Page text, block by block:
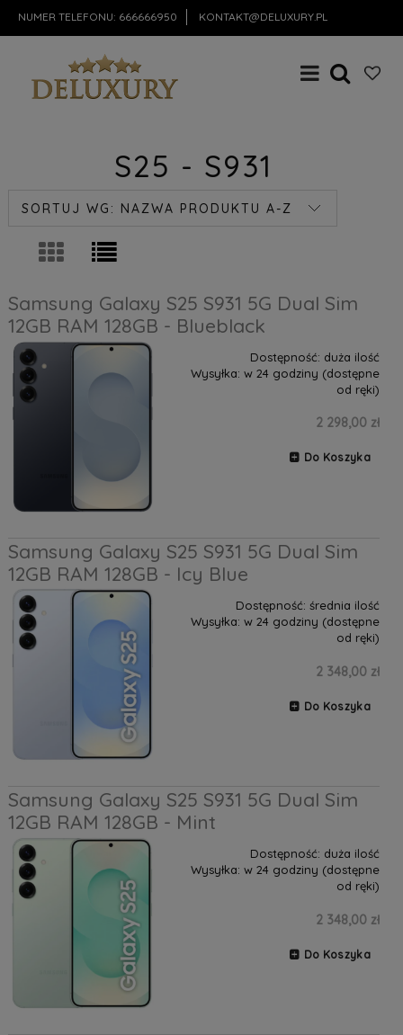
NUMER TELEFONU: 666666950 KONTAKT@DELUXURY.PL
S25 - S931
SORTUJ WG: NAZWA PRODUKTU A-Z
Samsung Galaxy S25 S931 5G Dual Sim
12GB RAM 128GB - Blueblack
Dostępność: duża ilość
Wysyłka: w 24 godziny (dostępne
od ręki)
2 298,00 zł
Do Koszyka
Samsung Galaxy S25 S931 5G Dual Sim
12GB RAM 128GB - Icy Blue
Dostępność: średnia ilość
Wysyłka: w 24 godziny (dostępne
od ręki)
2 348,00 zł
Do Koszyka
Samsung Galaxy S25 S931 5G Dual Sim
12GB RAM 128GB - Mint
Dostępność: duża ilość
Wysyłka: w 24 godziny (dostępne
od ręki)
2 348,00 zł
Do Koszyka